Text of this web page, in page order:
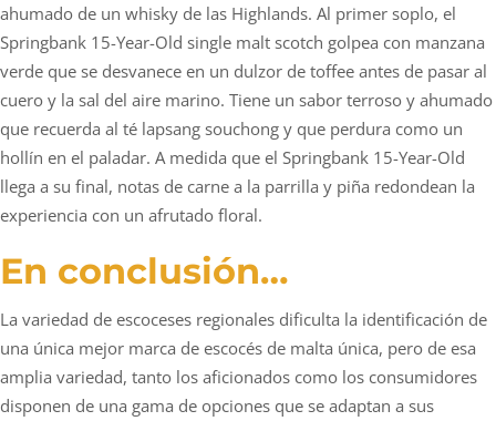
ahumado de un whisky de las Highlands. Al primer soplo, el
Springbank 15-Year-Old single malt scotch golpea con manzana
verde que se desvanece en un dulzor de toffee antes de pasar al
cuero y la sal del aire marino. Tiene un sabor terroso y ahumado
que recuerda al té lapsang souchong y que perdura como un
hollín en el paladar. A medida que el Springbank 15-Year-Old
llega a su final, notas de carne a la parrilla y piña redondean la
experiencia con un afrutado floral.
En conclusión…
La variedad de escoceses regionales dificulta la identificación de
una única mejor marca de escocés de malta única, pero de esa
amplia variedad, tanto los aficionados como los consumidores
disponen de una gama de opciones que se adaptan a sus